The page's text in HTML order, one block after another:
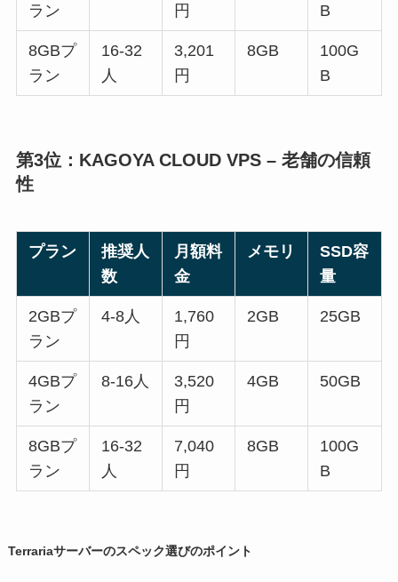
ラン
円
B
8GBプ
ラン
16-32
人
3,201
円
8GB
100G
B
第3位：KAGOYA CLOUD VPS – 老舗の信頼
性
プラン
推奨人
数
月額料
金
メモリ
SSD容
量
2GBプ
ラン
4-8人
1,760
円
2GB 25GB
4GBプ
ラン
8-16人
3,520
円
4GB 50GB
8GBプ
ラン
16-32
人
7,040
円
8GB
100G
B
Terrariaサーバーのスペック選びのポイント